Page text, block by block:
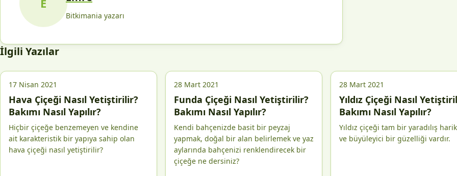
Bitkimania yazarı
İlgili Yazılar
17 Nisan 2021
Hava Çiçeği Nasıl Yetiştirilir?
Bakımı Nasıl Yapılır?
Hiçbir çiçeğe benzemeyen ve kendine
ait karakteristik bir yapıya sahip olan
hava çiçeği nasıl yetiştirilir?
28 Mart 2021
Funda Çiçeği Nasıl Yetiştirilir?
Bakımı Nasıl Yapılır?
Kendi bahçenizde basit bir peyzaj
yapmak, doğal bir alan belirlemek ve yaz
aylarında bahçenizi renklendirecek bir
çiçeğe ne dersiniz?
28 Mart 2021
Yıldız Çiçeği Nasıl
Bakımı Nasıl Yapılır?
Yıldız çiçeği tam bir yaradılış
ve büyüleyici bir güzelliği vardır.